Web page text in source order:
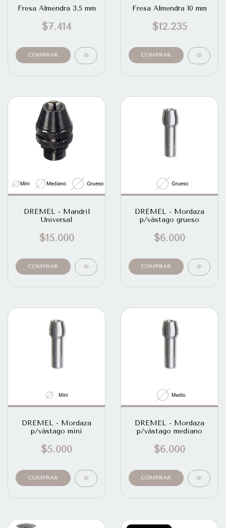
Fresa Almendra 3.5 mm
$7.414
Fresa Almendra 10 mm
$12.235
DREMEL - Mandril
Universal
$15.000
DREMEL - Mordaza
p/vástago grueso
$6.000
DREMEL - Mordaza
p/vástago mini
$5.000
DREMEL - Mordaza
p/vástago mediano
$6.000